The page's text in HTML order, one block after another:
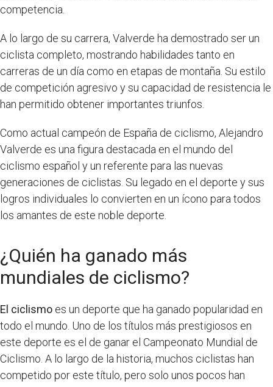
competencia.
A lo largo de su carrera, Valverde ha demostrado ser un
ciclista completo, mostrando habilidades tanto en
carreras de un día como en etapas de montaña. Su estilo
de competición agresivo y su capacidad de resistencia le
han permitido obtener importantes triunfos.
Como actual campeón de España de ciclismo, Alejandro
Valverde es una figura destacada en el mundo del
ciclismo español y un referente para las nuevas
generaciones de ciclistas. Su legado en el deporte y sus
logros individuales lo convierten en un ícono para todos
los amantes de este noble deporte.
¿Quién ha ganado más
mundiales de ciclismo?
El ciclismo es un deporte que ha ganado popularidad en
todo el mundo. Uno de los títulos más prestigiosos en
este deporte es el de ganar el Campeonato Mundial de
Ciclismo. A lo largo de la historia, muchos ciclistas han
competido por este título, pero solo unos pocos han